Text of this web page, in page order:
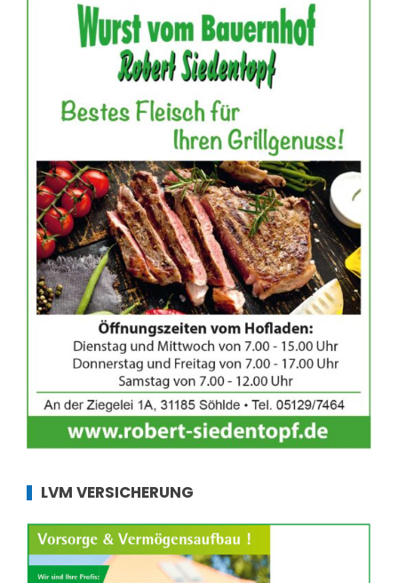
LVM VERSICHERUNG